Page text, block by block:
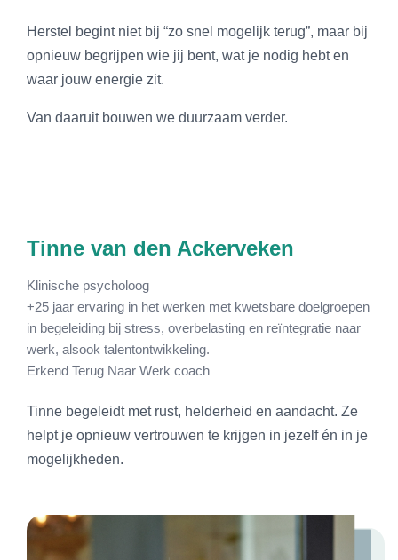
Herstel begint niet bij “zo snel mogelijk terug”, maar bij
opnieuw begrijpen wie jij bent, wat je nodig hebt en
waar jouw energie zit.
Van daaruit bouwen we duurzaam verder.
Tinne van den Ackerveken
Klinische psycholoog
+25 jaar ervaring in het werken met kwetsbare doelgroepen
in begeleiding bij stress, overbelasting en reïntegratie naar
werk, alsook talentontwikkeling.
Erkend Terug Naar Werk coach
Tinne begeleidt met rust, helderheid en aandacht. Ze
helpt je opnieuw vertrouwen te krijgen in jezelf én in je
mogelijkheden.